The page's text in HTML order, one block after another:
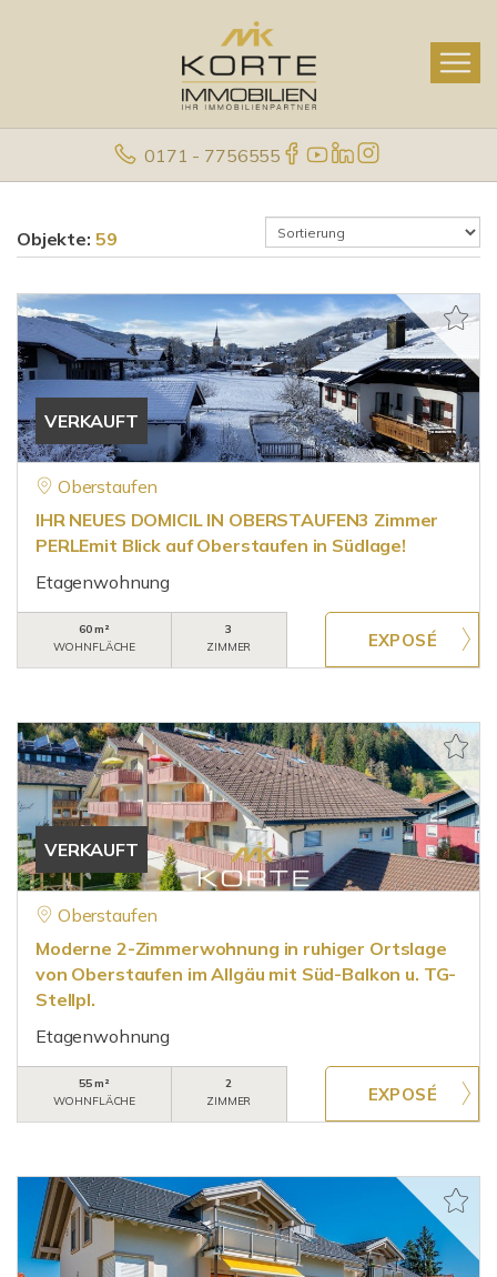
0171 - 7756555
Objekte: 59
VERKAUFT
Oberstaufen
IHR NEUES DOMICIL IN OBERSTAUFEN3 Zimmer
PERLEmit Blick auf Oberstaufen in Südlage!
Etagenwohnung
60 m²
WOHNFLÄCHE
3
ZIMMER
VERKAUFT
Oberstaufen
Moderne 2-Zimmerwohnung in ruhiger Ortslage
von Oberstaufen im Allgäu mit Süd-Balkon u. TG-
Stellpl.
Etagenwohnung
55 m²
WOHNFLÄCHE
2
ZIMMER